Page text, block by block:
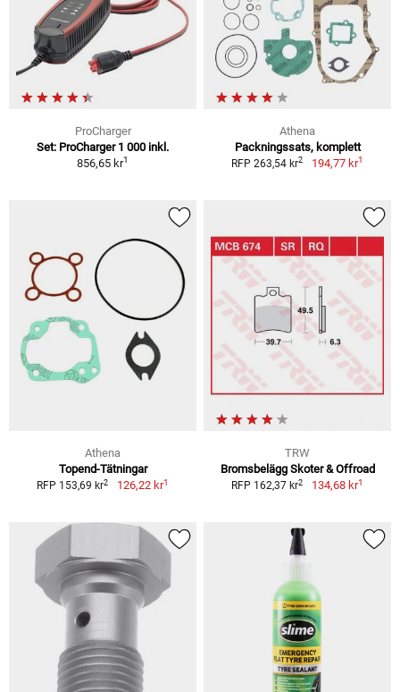
ProCharger
Set: ProCharger 1 000 inkl.
856,65 kr1
Athena
Packningssats, komplett
RFP 263,54 kr2 194,77 kr1
Athena
Topend-Tätningar
RFP 153,69 kr2 126,22 kr1
TRW
Bromsbelägg Skoter & Offroad
RFP 162,37 kr2 134,68 kr1